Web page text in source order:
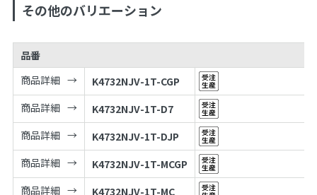
その他のバリエーション
品番
商品詳細
K4732NJV-1T-CGP
商品詳細
K4732NJV-1T-D7
商品詳細
K4732NJV-1T-DJP
商品詳細
K4732NJV-1T-MCGP
商品詳細
K4732NJV-1T-MC